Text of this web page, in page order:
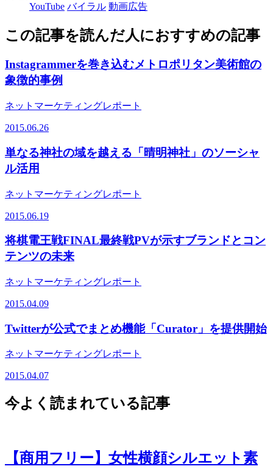
YouTube バイラル 動画広告
この記事を読んだ人におすすめの記事
Instagrammerを巻き込むメトロポリタン美術館の
象徴的事例
ネットマーケティングレポート
2015.06.26
単なる神社の域を越える「晴明神社」のソーシャ
ル活用
ネットマーケティングレポート
2015.06.19
将棋電王戦FINAL最終戦PVが示すブランドとコン
テンツの未来
ネットマーケティングレポート
2015.04.09
Twitterが公式でまとめ機能「Curator」を提供開始
ネットマーケティングレポート
2015.04.07
今よく読まれている記事
【商用フリー】女性横顔シルエット素